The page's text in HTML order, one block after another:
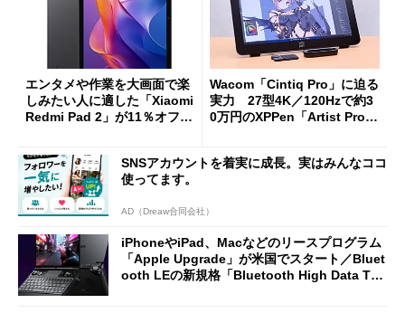
エンタメや作業を大画面で楽
しみたい人に適した「Xiaomi
Redmi Pad 2」が11％オフの
Wacom「Cintiq Pro」に迫る
実力 27型4K／120Hzで約3
0万円のXPPen「Artist Pro 2
SNSアカウントを着実に成長。実はみんなココ
使ってます。
AD（Dreaw合同会社）
iPhoneやiPad、Macなどのリースプログラム
「Apple Upgrade」が米国でスタート／Bluet
ooth LEの新規格「Bluetooth High Data Thr